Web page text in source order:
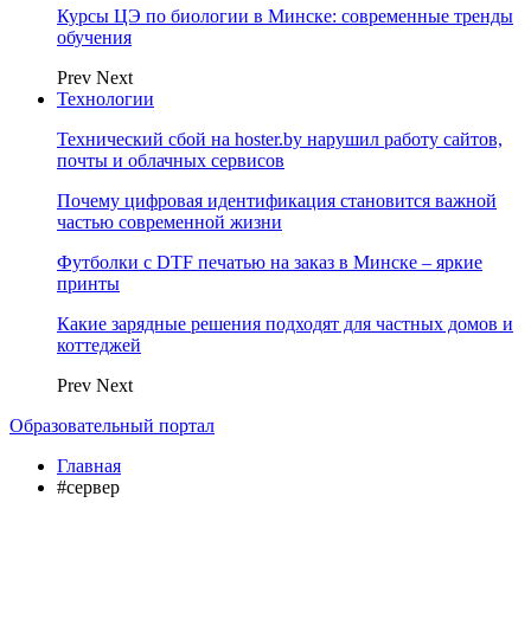
Курсы ЦЭ по биологии в Минске: современные тренды
обучения
Prev Next
Технологии
Технический сбой на hoster.by нарушил работу сайтов,
почты и облачных сервисов
Почему цифровая идентификация становится важной
частью современной жизни
Футболки с DTF печатью на заказ в Минске – яркие
принты
Какие зарядные решения подходят для частных домов и
коттеджей
Prev Next
Образовательный портал
Главная
#сервер